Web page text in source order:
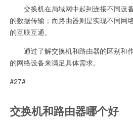
交换机在局域网中起到连接不同设
的数据传输；而路由器则是实现不同网
的互联互通。
通过了解交换机和路由器的区别和
的网络设备来满足具体需求。
#27#
交换机和路由器哪个好